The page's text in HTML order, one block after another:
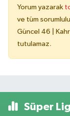
Yorum yazarak
ve tüm
Güncel 46 |
tutulamaz.
Süper